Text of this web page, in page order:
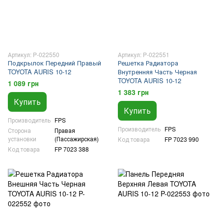
Артикул: P-022550
Подкрылок Передний Правый
TOYOTA AURIS 10-12
1 089 грн
Купить
Производитель FPS
Сторона
установки
Правая
(Пассажирская)
Код товара
FP 7023 388
Артикул: P-022551
Решетка Радиатора
Внутренняя Часть Черная
TOYOTA AURIS 10-12
1 383 грн
Купить
Производитель FPS
Код товара
FP 7023 990